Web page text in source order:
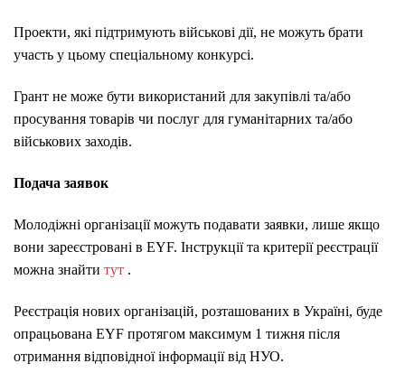
Проекти, які підтримують військові дії, не можуть брати
участь у цьому спеціальному конкурсі.
Грант не може бути використаний для закупівлі та/або
просування товарів чи послуг для гуманітарних та/або
військових заходів.
Подача заявок
Молодіжні організації можуть подавати заявки, лише якщо
вони зареєстровані в EYF. Інструкції та критерії реєстрації
можна знайти тут .
Реєстрація нових організацій, розташованих в Україні, буде
опрацьована EYF протягом максимум 1 тижня після
отримання відповідної інформації від НУО.